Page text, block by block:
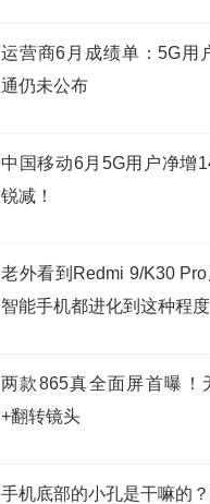
运营商6月成绩单：5G用
通仍未公布
中国移动6月5G用户净增
锐减！
老外看到Redmi 9/K30
智能手机都进化到这种程
两款865真全面屏首曝！
+翻转镜头
手机底部的小孔是干嘛的